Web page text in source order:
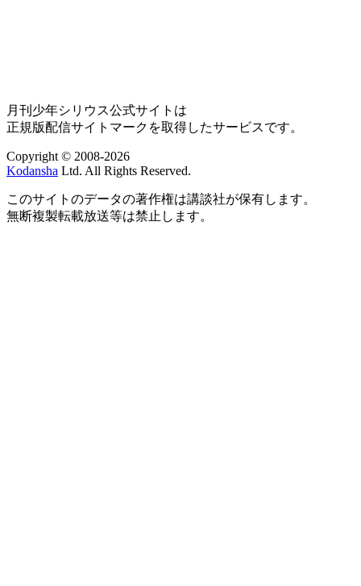
月刊少年シリウス公式サイトは
正規版配信サイトマークを取得したサービスです。
Copyright © 2008-2026
Kodansha Ltd. All Rights Reserved.
このサイトのデータの著作権は講談社が保有します。
無断複製転載放送等は禁止します。